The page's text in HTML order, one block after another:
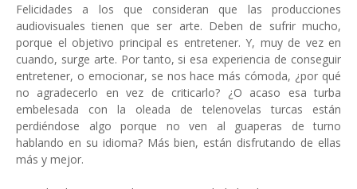
Felicidades a los que consideran que las producciones
audiovisuales tienen que ser arte. Deben de sufrir mucho,
porque el objetivo principal es entretener. Y, muy de vez en
cuando, surge arte. Por tanto, si esa experiencia de conseguir
entretener, o emocionar, se nos hace más cómoda, ¿por qué
no agradecerlo en vez de criticarlo? ¿O acaso esa turba
embelesada con la oleada de telenovelas turcas están
perdiéndose algo porque no ven al guaperas de turno
hablando en su idioma? Más bien, están disfrutando de ellas
más y mejor.